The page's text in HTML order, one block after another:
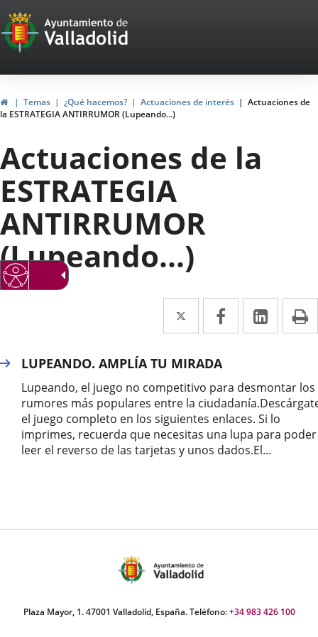
Portal
Web
del
Ayuntamiento
de
Valladolid
InicioTemas ¿Qué hacemos? Actuaciones de interés
Actuaciones de
la ESTRATEGIA ANTIRRUMOR (Lupeando...)
Actuaciones de la
ESTRATEGIA
ANTIRRUMOR
(Lupeando...)
Twitter
Enlace
a
una
aplicación
externa.
Facebook
Enlace
a
aplicación
externa.
Enlace
a
LUPEANDO. AMPLÍA TU MIRADA
Lupeando, el juego no competitivo para desmontar los
rumores más populares entre la
el juego completo en los siguientes enlaces. Si lo
imprimes, recuerda que necesitas una lupa para poder
leer el reverso de las tarjetas y unos dados.El...
Plaza Mayor, 1. 47001 Valladolid, España. Teléfono:+34 983 426 100